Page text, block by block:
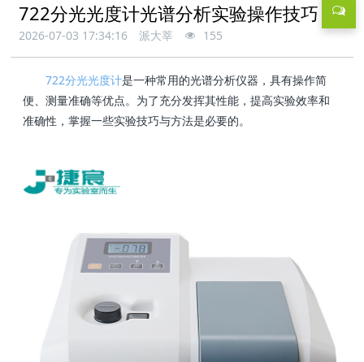
722分光光度计光谱分析实验操作技巧
2026-07-03 17:34:16 派大莘 155
722分光光度计是一种常用的光谱分析仪器，具有操作简
便、测量准确等优点。为了充分发挥其性能，提高实验效率和
准确性，掌握一些实验技巧与方法是必要的。